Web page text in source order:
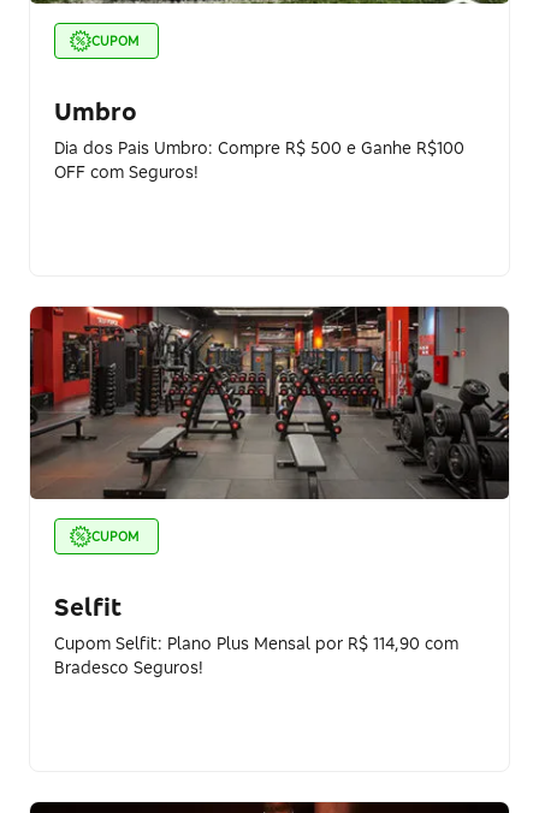
CUPOM
Umbro
Dia dos Pais Umbro: Compre R$ 500 e Ganhe R$100
OFF com Seguros!
CUPOM
Selfit
Cupom Selfit: Plano Plus Mensal por R$ 114,90 com
Bradesco Seguros!